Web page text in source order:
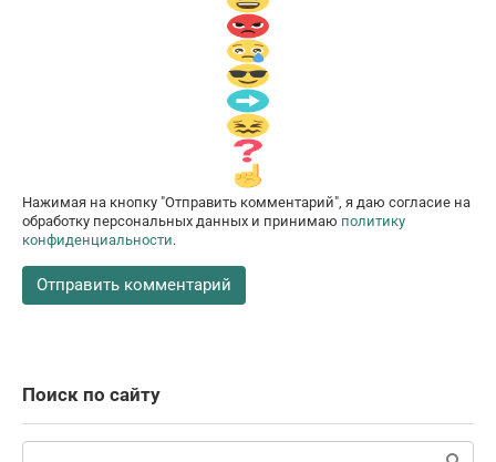
Нажимая на кнопку "Отправить комментарий", я даю согласие на
обработку персональных данных и принимаю политику
конфиденциальности.
Поиск по сайту
Поиск: